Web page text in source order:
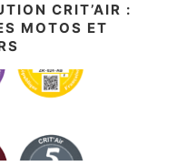
CRIT’AIR :
MOTOS ET